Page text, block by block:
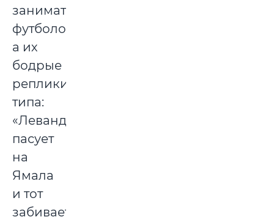
заниматься
футболом),
а их
бодрые
реплики,
типа:
«Левандовски
пасует
на
Ямала
и тот
забивает!»,